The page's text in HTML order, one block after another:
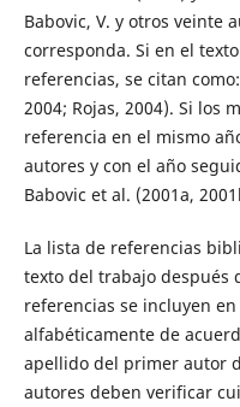
Babovic, V. y otros veinte
corresponda. Si en el
referencias, se citan
2004; Rojas, 2004). Si los
referencia en el mismo
autores y con el año
Babovic et al. (2001a,
La lista de referencias
texto del trabajo después
referencias se incluyen
alfabéticamente de
apellido del primer autor
autores deben verificar